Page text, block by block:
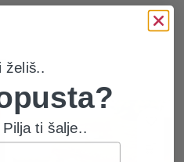
želiš..
ti šalje..